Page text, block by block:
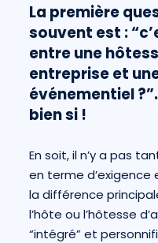
La première
souvent est :
entre une
entreprise et
événementiel ?”.
bien si !
En soit, il n’y a pas
en terme d’exigence
la différence
l’hôte ou l’hôtesse
“intégré” et